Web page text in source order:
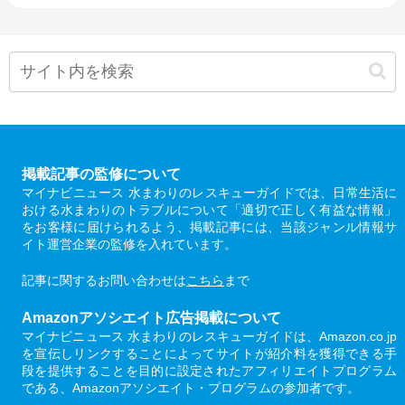
掲載記事の監修について
マイナビニュース 水まわりのレスキューガイドでは、日常生活に
おける水まわりのトラブルについて「適切で正しく有益な情報」
をお客様に届けられるよう、掲載記事には、当該ジャンル情報サ
イト運営企業の監修を入れています。
記事に関するお問い合わせはこちら まで
Amazonアソシエイト広告掲載について
マイナビニュース 水まわりのレスキューガイドは、Amazon.co.jp
を宣伝しリンクすることによってサイトが紹介料を獲得できる手
段を提供することを目的に設定されたアフィリエイトプログラム
である、Amazonアソシエイト・プログラムの参加者です。